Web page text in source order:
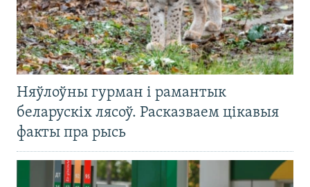
Няўлоўны гурман і рамантык
беларускіх лясоў. Расказваем цікавыя
факты пра рысь